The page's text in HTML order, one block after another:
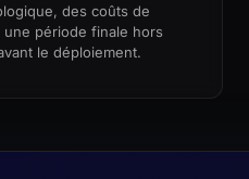
des coûts de
période finale hors
le déploiement.